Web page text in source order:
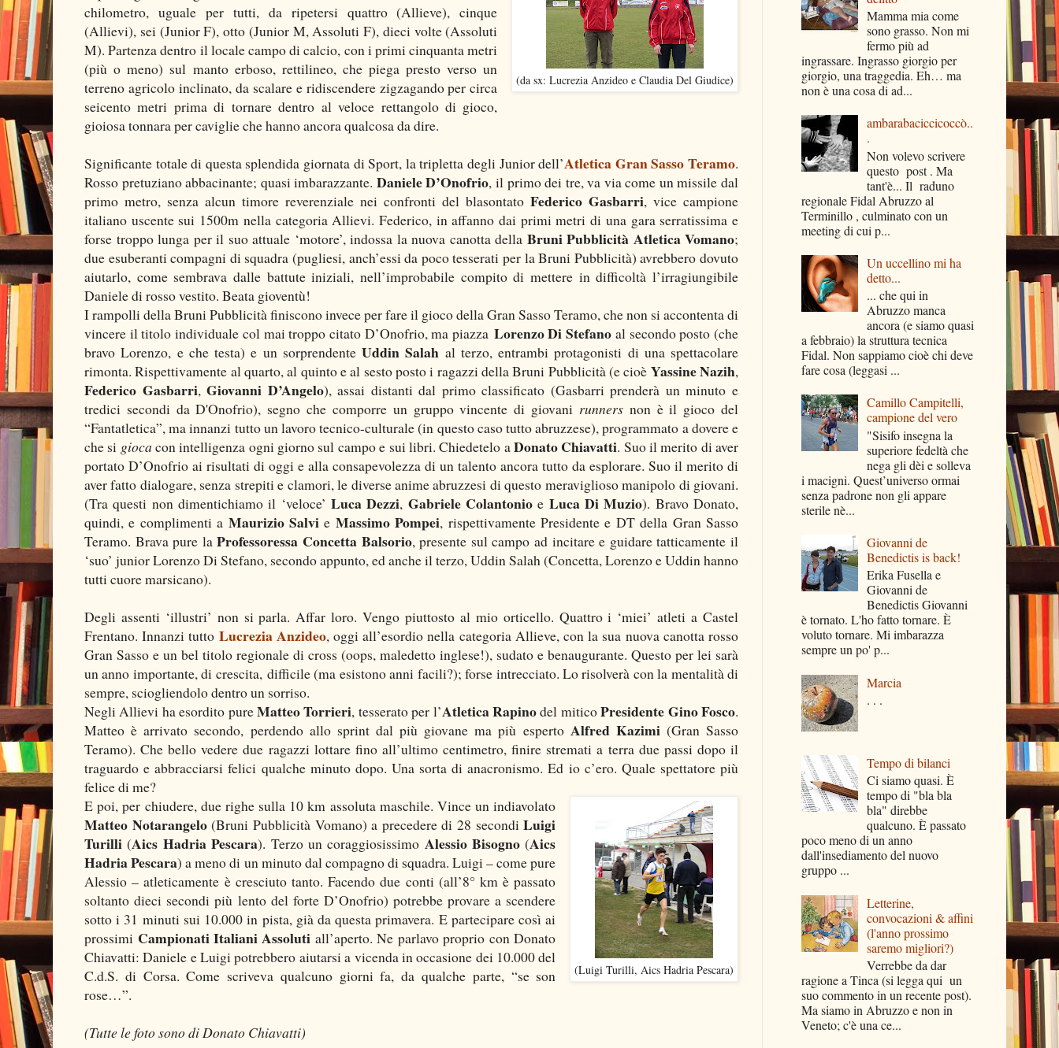
(da sx: Lucrezia Anzideo e Claudia Del Giudice)
chilometro, uguale per tutti, da ripetersi quattro (Allieve), cinque
(Allievi), sei (Junior F), otto (Junior M, Assoluti F), dieci volte (Assoluti
M). Partenza dentro il locale campo di calcio, con i primi cinquanta metri
(più o meno) sul manto erboso, rettilineo, che piega presto verso un
terreno agricolo inclinato, da scalare e ridiscendere zigzagando per circa
seicento metri prima di tornare dentro al veloce rettangolo di gioco,
gioiosa tonnara per caviglie che hanno ancora qualcosa da dire.
Significante totale di questa splendida giornata di Sport, la tripletta degli Junior dell’Atletica Gran Sasso Teramo.
Rosso pretuziano abbacinante; quasi imbarazzante. Daniele D’Onofrio, il primo dei tre, va via come un missile dal
primo metro, senza alcun timore reverenziale nei confronti del blasontato Federico Gasbarri, vice campione
italiano uscente sui 1500m nella categoria Allievi. Federico, in affanno dai primi metri di una gara serratissima e
forse troppo lunga per il suo attuale ‘motore’, indossa la nuova canotta della Bruni Pubblicità Atletica Vomano;
due esuberanti compagni di squadra (pugliesi, anch’essi da poco tesserati per la Bruni Pubblicità) avrebbero dovuto
aiutarlo, come sembrava dalle battute iniziali, nell’improbabile compito di mettere in difficoltà l’irragiungibile
Daniele di rosso vestito. Beata gioventù!
I rampolli della Bruni Pubblicità finiscono invece per fare il gioco della Gran Sasso Teramo, che non si accontenta di
vincere il titolo individuale col mai troppo citato D’Onofrio, ma piazza Lorenzo Di Stefano al secondo posto (che
bravo Lorenzo, e che testa) e un sorprendente Uddin Salah al terzo, entrambi protagonisti di una spettacolare
rimonta. Rispettivamente al quarto, al quinto e al sesto posto i ragazzi della Bruni Pubblicità (e cioè Yassine Nazih,
Federico Gasbarri,Giovanni D’Angelo), assai distanti dal primo classificato (Gasbarri prenderà un minuto e
tredici secondi da D'Onofrio), segno che comporre un gruppo vincente di giovani runnersnon è il gioco del
“Fantatletica”, ma innanzi tutto un lavoro tecnico-culturale (in questo caso tutto abruzzese), programmato a dovere e
che si gioca con intelligenza ogni giorno sul campo e sui libri. Chiedetelo aDonato Chiavatti. Suo il merito di aver
portato D’Onofrio ai risultati di oggi e alla consapevolezza di un talento ancora tutto da esplorare. Suo il merito di
aver fatto dialogare, senza strepiti e clamori, le diverse anime abruzzesi di questo meraviglioso manipolo di giovani.
(Tra questi non dimentichiamo il ‘veloce’ Luca Dezzi, Gabriele Colantonio e Luca Di Muzio). Bravo Donato,
quindi, e complimenti a Maurizio Salvi e Massimo Pompei, rispettivamente Presidente e DT della Gran Sasso
Teramo. Brava pure laProfessoressa Concetta Balsorio, presente sul campo ad incitare e guidare tatticamente il
‘suo’ junior Lorenzo Di Stefano, secondo appunto, ed anche il terzo, Uddin Salah (Concetta, Lorenzo e Uddin hanno
tutti cuore marsicano).
Degli assenti ‘illustri’ non si parla. Affar loro. Vengo piuttosto al mio orticello. Quattro i ‘miei’ atleti a Castel
Frentano. Innanzi tutto Lucrezia Anzideo, oggi all’esordio nella categoria Allieve, con la sua nuova canotta rosso
Gran Sasso e un bel titolo regionale di cross (oops, maledetto inglese!), sudato e benaugurante. Questo per lei sarà
un anno importante, di crescita, difficile (ma esistono anni facili?); forse intrecciato. Lo risolverà con la mentalità di
sempre, sciogliendolo dentro un sorriso.
Negli Allievi ha esordito pureMatteo Torrieri, tesserato per l’Atletica Rapinodel miticoPresidente Gino Fosco.
Matteo è arrivato secondo, perdendo allo sprint dal più giovane ma più esperto Alfred Kazimi (Gran Sasso
Teramo). Che bello vedere due ragazzi lottare fino all’ultimo centimetro, finire stremati a terra due passi dopo il
traguardo e abbracciarsi felici qualche minuto dopo. Una sorta di anacronismo. Ed io c’ero. Quale spettatore più
felice di me?
(Luigi Turilli, Aics Hadria Pescara)
E poi, per chiudere, due righe sulla 10 km assoluta maschile. Vince un indiavolato
Matteo Notarangelo(Bruni Pubblicità Vomano) a precedere di 28 secondiLuigi
Turilli (Aics Hadria Pescara). Terzo un coraggiosissimo Alessio Bisogno (Aics
Hadria Pescara) a meno di un minuto dal compagno di squadra. Luigi – come pure
Alessio – atleticamente è cresciuto tanto. Facendo due conti (all’8° km è passato
soltanto dieci secondi più lento del forte D’Onofrio) potrebbe provare a scendere
sotto i 31 minuti sui 10.000 in pista, già da questa primavera. E partecipare così ai
prossimi Campionati Italiani Assoluti all’aperto. Ne parlavo proprio con Donato
Chiavatti: Daniele e Luigi potrebbero aiutarsi a vicenda in occasione dei 10.000 del
C.d.S. di Corsa. Come scriveva qualcuno giorni fa, da qualche parte, “se son
rose…”.
(Tutte le foto sono di Donato Chiavatti)
Mamma mia come
sono grasso. Non mi
fermo più ad
ingrassare. Ingrasso giorgio per
giorgio, una traggedia. Eh… ma
non è una cosa di ad...
ambarabaciccicoccò..
.
Non volevo scrivere
questo post . Ma
tant'è... Il raduno
regionale Fidal Abruzzo al
Terminillo , culminato con un
meeting di cui p...
Un uccellino mi ha
detto...
... che qui in
Abruzzo manca
ancora (e siamo quasi
a febbraio) la struttura tecnica
Fidal. Non sappiamo cioè chi deve
fare cosa (leggasi ...
Camillo Campitelli,
campione del vero
"Sisifo insegna la
superiore fedeltà che
nega gli dèi e solleva
i macigni. Quest’universo ormai
senza padrone non gli appare
sterile nè...
Giovanni de
Benedictis is back!
Erika Fusella e
Giovanni de
Benedictis Giovanni
è tornato. L'ho fatto tornare. È
voluto tornare. Mi imbarazza
sempre un po' p...
Marcia
. . .
Tempo di bilanci
Ci siamo quasi. È
tempo di "bla bla
bla" direbbe
qualcuno. È passato
poco meno di un anno
dall'insediamento del nuovo
gruppo ...
Letterine,
convocazioni & affini
(l'anno prossimo
saremo migliori?)
Verrebbe da dar
ragione a Tinca (si legga qui un
suo commento in un recente post).
Ma siamo in Abruzzo e non in
Veneto; c'è una ce...